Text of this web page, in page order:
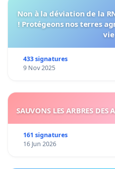
Non à la déviation de la
! Protégeons nos terres
433 signatures
9 Nov 2025
SAUVONS LES ARBRES DES
161 signatures
16 Jun 2026